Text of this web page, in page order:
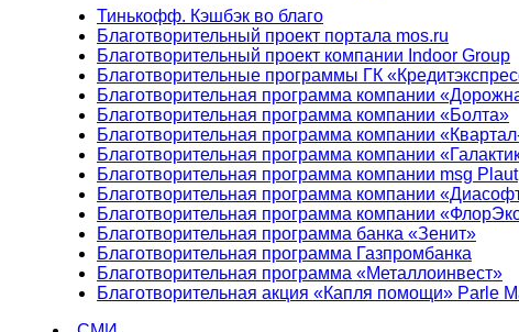
Тинькофф. Кэшбэк во благо
Благотворительный проект портала mos.ru
Благотворительный проект компании Indoor Group
Благотворительные программы ГК
Благотворительная программа компании
Благотворительная программа компании «Болта»
Благотворительная программа компании
Благотворительная программа компании
Благотворительная программа компании msg Plaut
Благотворительная программа компании
Благотворительная программа компании
Благотворительная программа банка «Зенит»
Благотворительная программа Газпромбанка
Благотворительная программа «Металлоинвест»
Благотворительная акция «Капля помощи» Parle